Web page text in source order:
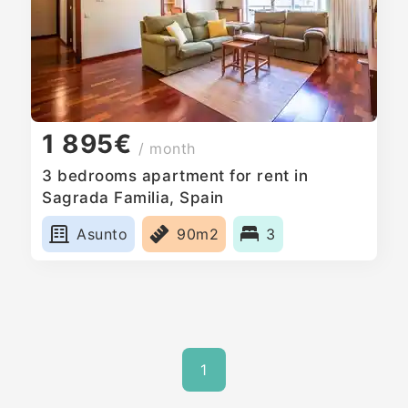
1 895€ / month
3 bedrooms apartment for rent in
Sagrada Familia, Spain
Asunto
90m2 3
1